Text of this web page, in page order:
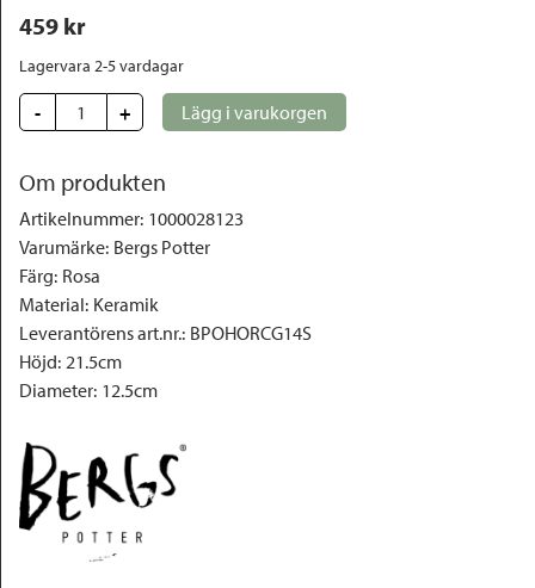
459 kr
Lagervara 2-5 vardagar
- + Lägg i varukorgen
Om produkten
Artikelnummer: 1000028123
Varumärke: Bergs Potter
Färg: Rosa
Material: Keramik
Leverantörens art.nr.: BPOHORCG14S
Höjd: 21.5cm
Diameter: 12.5cm